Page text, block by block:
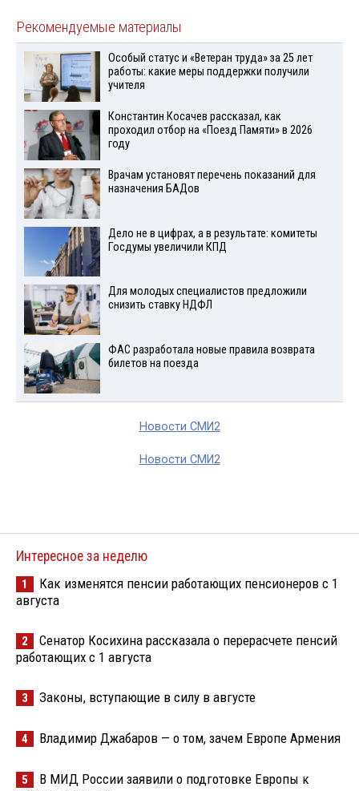
Рекомендуемые материалы
Особый статус и «Ветеран труда» за 25 лет
работы: какие меры поддержки получили
учителя
Константин Косачев рассказал, как
проходил отбор на «Поезд Памяти» в 2026
году
Врачам установят перечень показаний для
назначения БАДов
Дело не в цифрах, а в результате: комитеты
Госдумы увеличили КПД
Для молодых специалистов предложили
снизить ставку НДФЛ
ФАС разработала новые правила возврата
билетов на поезда
Новости СМИ2
Новости СМИ2
Интересное за неделю
1
Как изменятся пенсии работающих пенсионеров с 1
августа
2
Сенатор Косихина рассказала о перерасчете пенсий
работающих с 1 августа
3 Законы, вступающие в силу в августе
4 Владимир Джабаров — о том, зачем Европе Армения
5
В МИД России заявили о подготовке Европы к